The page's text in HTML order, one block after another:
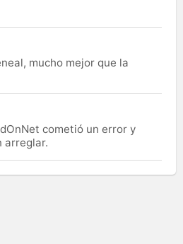
mucho mejor que la
cometió un error y
arreglar.